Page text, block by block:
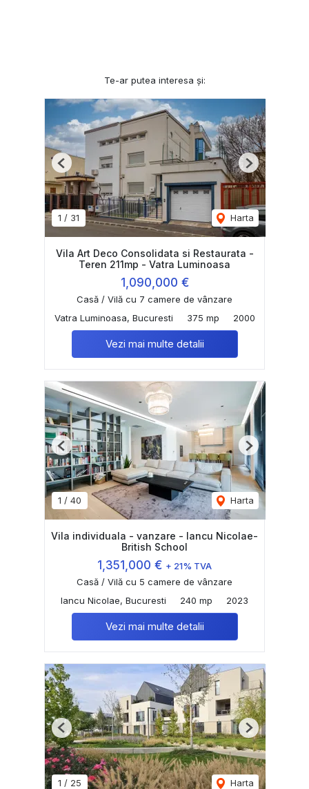
Te-ar putea interesa și:
1 / 31 Harta
Previous Next
Vila Art Deco Consolidata si Restaurata -
Teren 211mp - Vatra Luminoasa
1,090,000 €
Casă / Vilă cu 7 camere de vânzare
Vatra Luminoasa, Bucuresti
375 mp 2000
Vezi mai multe detalii
1 / 40 Harta
Previous Next
Vila individuala - vanzare - Iancu Nicolae-
British School
1,351,000 € + 21% TVA
Casă / Vilă cu 5 camere de vânzare
Iancu Nicolae, Bucuresti
240 mp 2023
Vezi mai multe detalii
1 / 25 Harta
Previous Next